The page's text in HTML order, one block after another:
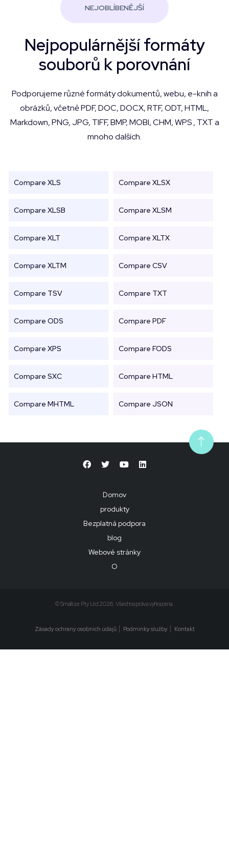
NEJOBLÍBENĚJŠÍ
Nejpopulárnější formáty
souborů k porovnání
Podporujeme různé formáty dokumentů, webu, e-knih a
obrázků, včetně PDF, DOC, DOCX, RTF, ODT, HTML,
Markdown, PNG, JPG, TIFF, BMP, MOBI, CHM, WPS , TXT a
mnoho dalších.
Compare XLS Compare XLSX
Compare XLSB Compare XLSM
Compare XLT Compare XLTX
Compare XLTM Compare CSV
Compare TSV Compare TXT
Compare ODS Compare PDF
Compare XPS Compare FODS
Compare SXC Compare HTML
Compare MHTML Compare JSON
Domov
produkty
Bezplatná podpora
blog
Webové stránky
O
© Smallize Pty Ltd 2026. Všechna práva vyhrazena.
Zásady ochrany osobních údajů Podmínky služby Kontakt